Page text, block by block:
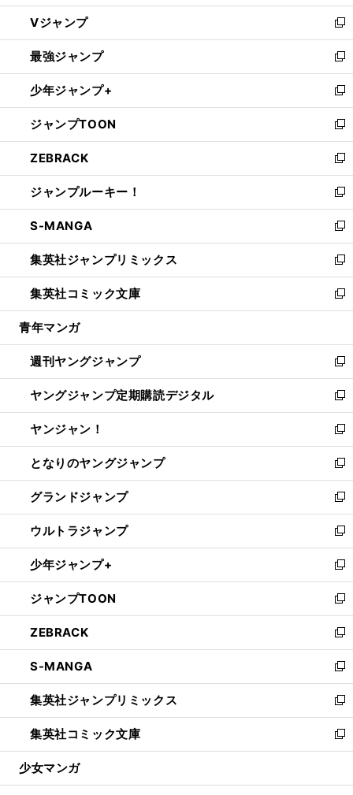
ウ
ィ
ン
ド
ウ
で
開
く
し
い
ウ
ィ
ン
ド
ウ
で
開
く
Vジャンプ
新
し
い
ウ
ィ
ン
ド
ウ
で
開
く
最強ジャンプ
新
し
い
ウ
ィ
ン
ド
ウ
で
開
く
少年ジャンプ+
新
し
い
ウ
ィ
ン
ド
ウ
で
開
く
ジャンプTOON
新
し
い
ウ
ィ
ン
ド
ウ
で
開
く
ZEBRACK
新
し
い
ウ
ィ
ン
ド
ウ
で
開
ジャンプルーキー！
新
し
い
ウ
ィ
ン
ド
ウ
開
く
S-MANGA
新
し
い
ウ
ィ
ン
ウ
で
開
く
集英社ジャンプリミックス
新
し
い
ウ
ン
ド
ウ
で
開
く
集英社コミック文庫
新
し
ウ
ィ
ン
ド
ウ
で
開
く
青年マンガ
週刊ヤングジャンプ
新
し
い
ウ
ィ
ン
ド
ウ
で
開
く
ヤングジャンプ定期購読デジタル
新
し
い
ウ
ィ
ン
ド
ウ
で
開
く
ヤンジャン！
新
し
い
ウ
ィ
ン
ド
ウ
で
開
く
となりのヤングジャンプ
新
し
い
ウ
ィ
ン
ド
ウ
で
開
く
グランドジャンプ
新
し
い
ウ
ィ
ン
ド
ウ
で
開
く
ウルトラジャンプ
新
し
い
ウ
ィ
ン
ド
ウ
で
開
く
少年ジャンプ+
新
し
い
ウ
ィ
ン
ド
ウ
で
開
く
ジャンプTOON
新
し
い
ウ
ィ
ン
ド
ウ
で
開
ZEBRACK
新
し
い
ウ
ィ
ン
ド
ウ
開
S-MANGA
新
し
い
ウ
ィ
ン
ウ
集英社ジャンプリミックス
新
し
い
ウ
ン
集英社コミック文庫
新
し
ウ
少女マンガ